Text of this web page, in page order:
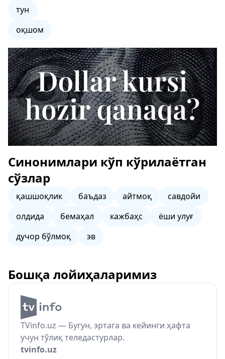
тун
оқшом
Синонимлари кўп кўрилаётган
сўзлар
қашшоқлик баъдаз айтмоқ
савдойи
олдида
бемаҳал кажбаҳс
ёши улуғ
дучор бўлмоқ
эв
Бошқа лойиҳаларимиз
TVinfo.uz — Бугун, эртага ва кейинги ҳафта
учун тўлиқ теледастурлар.
tvinfo.uz